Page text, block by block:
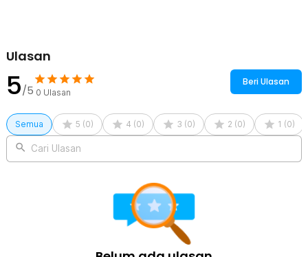
Ulasan
5/5 0 Ulasan
Beri Ulasan
Semua 5 (0) 4 (0) 3 (0) 2 (0) 1 (0)
Cari Ulasan